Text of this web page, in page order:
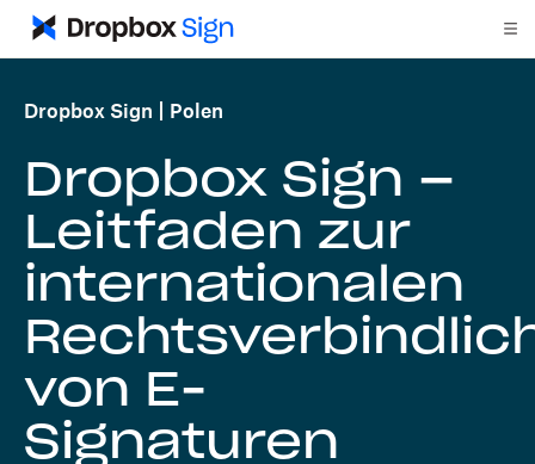
Dropbox Sign Polen
Dropbox Sign –
Leitfaden zur
internationalen
von E-
Signaturen